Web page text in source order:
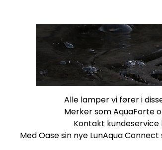
Alle lamper vi fører i
Merker som AquaForte
Kontakt kundeservice
Med Oase sin nye LunAqua